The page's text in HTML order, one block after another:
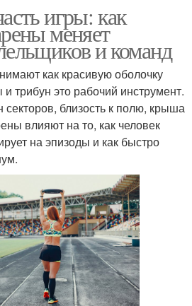
игры: как
меняет
и команд
как красивую оболочку
трибун это рабочий инструмент.
секторов, близость к полю, крыша
влияют на то, как человек
на эпизоды и как быстро